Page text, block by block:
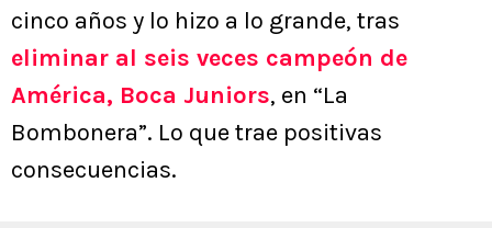
cinco años y lo hizo a lo grande, tras
eliminar al seis veces campeón de
América, Boca Juniors, en “La
Bombonera”. Lo que trae positivas
consecuencias.